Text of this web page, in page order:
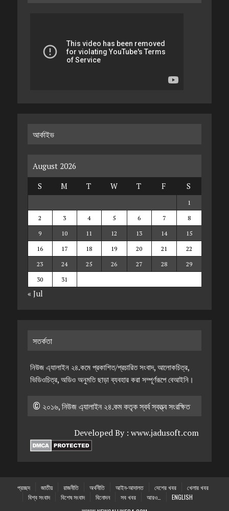
আর্কাইভ
August 2026
S
M T W T F S
1
2
3 4 5 6 7
8
9
10 11 12 13 14
15
16
17 18 19 20 21
22
23
24 25 26 27 28
29
30
31
« Jul
সতর্কতা
নিউজ এ্যালাইন ২৪.কমে প্রকাশিত/প্রচারিত সংবাদ, আলোকচিত্র,
ভিডিওচিত্র, অডিও অনুমতি ছাড়া ব্যবহার করা সম্পূর্ণরূপে বেআইনি।
© ২০১৬, নিউজ এ্যালাইন ২৪.কম কতৃক স্বর্ব স্বত্ত্ব সংরক্ষিত
Developed By :www.jadusoft.com
প্রচ্ছদ জাতীয় রাজনীতি অর্থনীতি আইন-আদালত দেশের খবর
খেলার খবর
বিশ্ব সংবাদ
বিশেষ সংবাদ বিনোদন সব খবর আরও…
ENGLISH